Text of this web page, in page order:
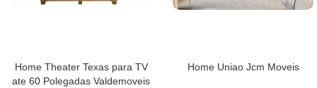
Home Theater Texas para TV
ate 60 Polegadas Valdemoveis
Home Uniao Jcm Moveis